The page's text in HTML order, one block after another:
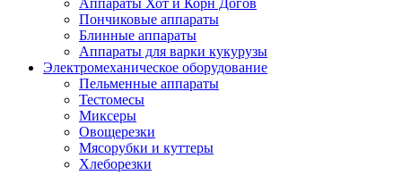
Аппараты Хот и Корн Догов
Пончиковые аппараты
Блинные аппараты
Аппараты для варки кукурузы
Электромеханическое оборудование
Пельменные аппараты
Тестомесы
Миксеры
Овощерезки
Мясорубки и куттеры
Хлеборезки